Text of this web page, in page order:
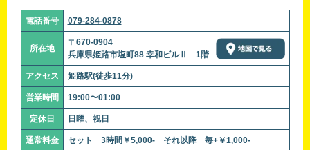
電話番号 079-284-0878
所在地
〒670-0904
兵庫県姫路市塩町88 幸和ビルⅡ 1階
アクセス 姫路駅(徒歩11分)
営業時間 19:00〜01:00
定休日 日曜、祝日
通常料金 セット 3時間￥5,000- それ以降 毎+￥1,000-